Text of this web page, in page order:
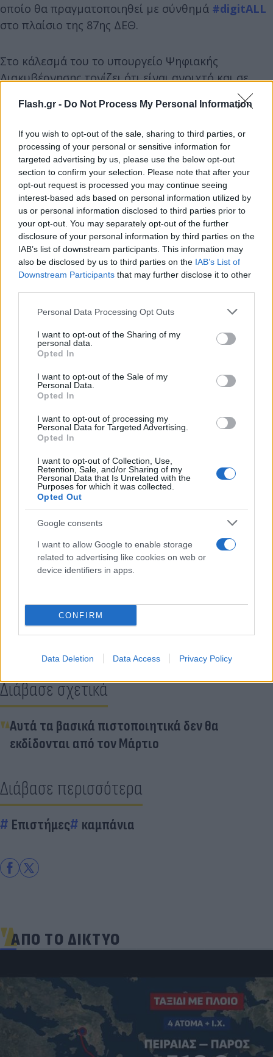
Flash.gr - Do Not Process My Personal Information
If you wish to opt-out of the sale, sharing to third parties, or
processing of your personal or sensitive information for
targeted advertising by us, please use the below opt-out
section to confirm your selection. Please note that after your
opt-out request is processed you may continue seeing
interest-based ads based on personal information utilized by
us or personal information disclosed to third parties prior to
your opt-out. You may separately opt-out of the further
disclosure of your personal information by third parties on the
IAB’s list of downstream participants. This information may
also be disclosed by us to third parties on the IAB’s List of
Downstream Participants that may further disclose it to other
Please note that this website/app uses one or more Google
not limited to your visit or usage behaviour. You may click to
grant or deny consent to Google and its third-party tags to
use your data for below specified purposes in below Google
consent section.
Personal Data Processing Opt Outs
I want to opt-out of the Sharing of my
personal data.
Opted In
I want to opt-out of the Sale of my
Personal Data.
Opted In
I want to opt-out of processing my
Personal Data for Targeted Advertising.
Opted In
I want to opt-out of Collection, Use,
Retention, Sale, and/or Sharing of my
Personal Data that Is Unrelated with the
Purposes for which it was collected.
Opted Out
Google consents
I want to allow Google to enable storage
related to advertising like cookies on web or
device identifiers in apps.
CONFIRM
Data Deletion Data Access Privacy Policy
οποίο θα πραγματοποιηθεί με σύνθημά #digitALL
στο πλαίσιο της 87ης ΔΕΘ.
Στο κάλεσμά του το υπουργείο Ψηφιακής
Διακυβέρνησης τονίζει ότι είναι ανοιχτό και σε
αναμονή ιδεών και προτάσεων για το «Εσύ τι άλλο
θα ήθελες να γίνεται ψηφιακά;».
Οι σχετικές προτάσεις μπορούν κατατεθούν
εδώ .
Flash.grστην αναζήτηση τηςGoogle
Διάβασε σχετικά
Αυτά τα βασικά πιστοποιητικά δεν θα
εκδίδονται από τον Μάρτιο
Διάβασε περισσότερα
Επιστήμες καμπάνια
ΑΠΟ ΤΟ ΔΙΚΤΥΟ